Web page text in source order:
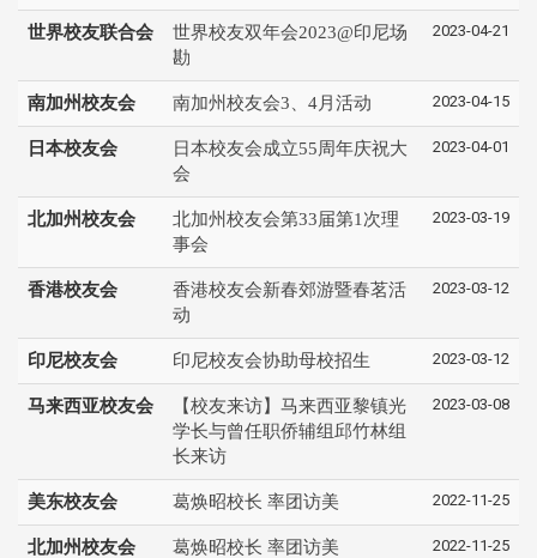
世界校友联合会
世界校友双年会2023@印尼场
勘
2023-04-21
南加州校友会 南加州校友会3、4月活动 2023-04-15
日本校友会
日本校友会成立55周年庆祝大
会
2023-04-01
北加州校友会
北加州校友会第33届第1次理
事会
2023-03-19
香港校友会
香港校友会新春郊游暨春茗活
动
2023-03-12
印尼校友会 印尼校友会协助母校招生 2023-03-12
马来西亚校友会
【校友来访】马来西亚黎镇光
学长与曾任职侨辅组邱竹林组
长来访
2023-03-08
美东校友会 葛焕昭校长 率团访美 2022-11-25
北加州校友会 葛焕昭校长 率团访美 2022-11-25